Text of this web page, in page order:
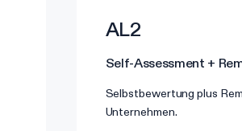
AL2
Self-Assessment +
Selbstbewertung plus
Unternehmen.